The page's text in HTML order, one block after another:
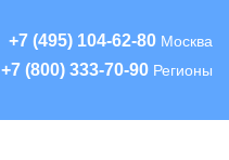
+7 (495) 104-62-80 Москва
+7 (800) 333-70-90 Регионы